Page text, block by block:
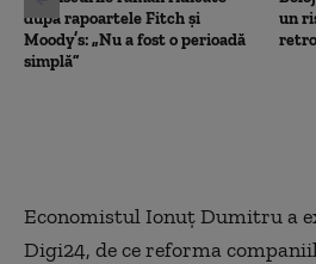
după rapoartele Fitch și
Moody’s: „Nu a fost o perioadă
simplă”
un
Economistul Ionuț Dumitru a
Digi24, de ce reforma